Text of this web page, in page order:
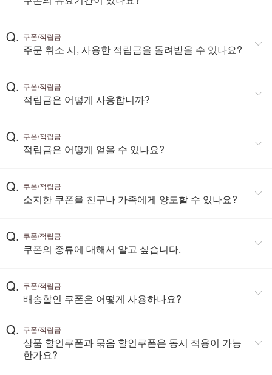
Q. 쿠폰/적립금
주문 취소 시, 사용한 적립금을 돌려받을 수 있나요?
Q. 쿠폰/적립금
적립금은 어떻게 사용합니까?
Q. 쿠폰/적립금
적립금은 어떻게 얻을 수 있나요?
Q. 쿠폰/적립금
소지한 쿠폰을 친구나 가족에게 양도할 수 있나요?
Q. 쿠폰/적립금
쿠폰의 종류에 대해서 알고 싶습니다.
Q. 쿠폰/적립금
배송할인 쿠폰은 어떻게 사용하나요?
Q. 쿠폰/적립금
상품 할인쿠폰과 묶음 할인쿠폰은 동시 적용이 가능
한가요?